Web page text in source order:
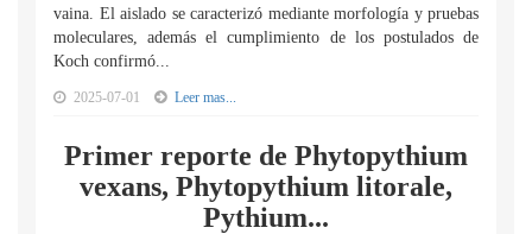
vaina. El aislado se caracterizó mediante morfología y pruebas
moleculares, además el cumplimiento de los postulados de
Koch confirmó...
2025-07-01 Leer mas...
Primer reporte de Phytopythium
vexans, Phytopythium litorale,
Pythium...